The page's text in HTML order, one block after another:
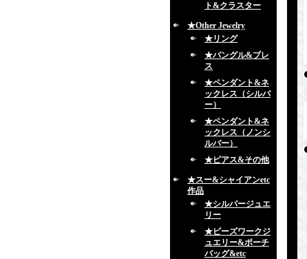
ト&クラスター
★Other Jewelry
★リング
★バングル&ブレ
ス
★ペンダント&ネ
ックレス（シルバ
ー）
★ペンダント&ネ
ックレス（ノンシ
ルバー）
★ピアス&その他
★スー&シャイアンetc
作品
★シルバージュエ
リー
★ビーズワークジ
ュエリー&ポーチ
バッグ&etc